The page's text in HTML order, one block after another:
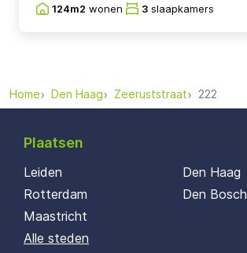
124m2 wonen 3 slaapkamers
Home Den Haag Zeeruststraat 222
Plaatsen
Leiden
Rotterdam
Maastricht
Den Haag
Den Bosch
Alle steden